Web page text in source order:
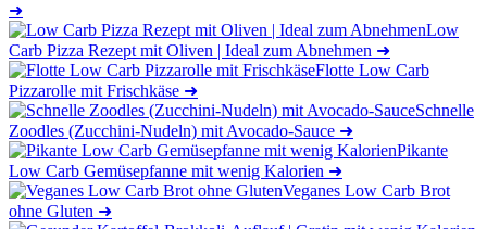
➜
Low
Carb Pizza Rezept mit Oliven | Ideal zum Abnehmen ➜
Flotte Low Carb
Pizzarolle mit Frischkäse ➜
Schnelle
Zoodles (Zucchini-Nudeln) mit Avocado-Sauce ➜
Pikante
Low Carb Gemüsepfanne mit wenig Kalorien ➜
Veganes Low Carb Brot
ohne Gluten ➜